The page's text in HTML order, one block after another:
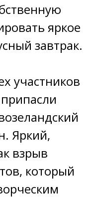
яркое
завтрак.
участников
Яркий,
взрыв
который